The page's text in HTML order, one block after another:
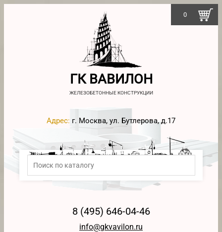
ГК ВАВИЛОН
ЖЕЛЕЗОБЕТОННЫЕ КОНСТРУКЦИИ
Адрес: г. Москва, ул. Бутлерова, д.17
8 (495) 646-04-46
info@gkvavilon.ru
0